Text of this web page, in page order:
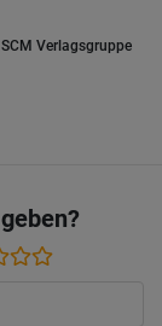
Verlagsgruppe